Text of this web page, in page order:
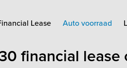
Lease Auto voorraad
financial